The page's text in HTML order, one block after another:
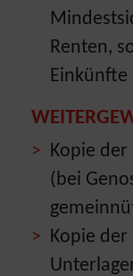
Renten,
Einkünfte
Kopie
(bei
Kopie der